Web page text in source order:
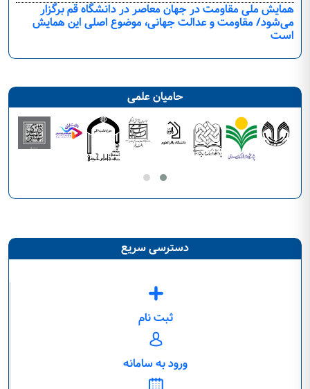
همایش ملی مقاومت در جهان معاصر در دانشگاه قم برگزار
می‌شود/ مقاومت و عدالت جهانی، موضوع اصلی این همایش
است
حامیان علمی
دسترسی سریع
ثبت نام
ورود به سامانه